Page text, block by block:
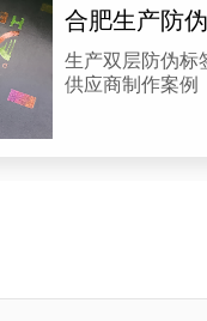
生产双层防伪标
供应商制作案例